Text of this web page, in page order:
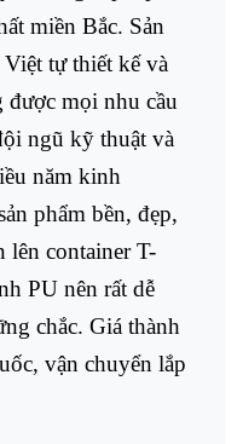
miền Bắc. Sản
tự thiết kế và
được mọi nhu cầu
ngũ kỹ thuật và
năm kinh
phẩm bền, đẹp,
lên container T-
PU nên rất dễ
chắc. Giá thành
vận chuyển lắp